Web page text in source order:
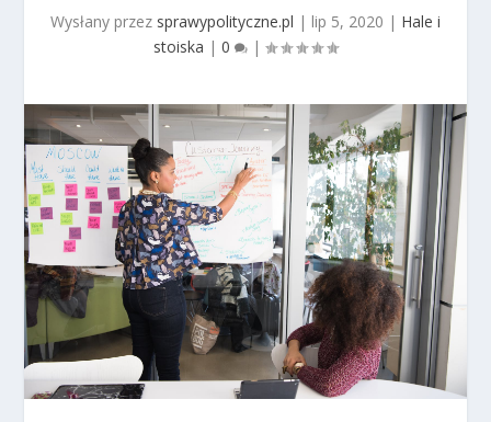
Wysłany przez sprawypolityczne.pl | lip 5, 2020 | Hale i
stoiska | 0 |